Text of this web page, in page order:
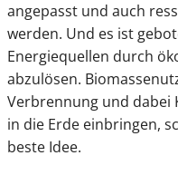
angepasst und auch
werden. Und es ist
Energiequellen durch
abzulösen.
Verbrennung und dabei
in die Erde einbringen,
beste Idee.